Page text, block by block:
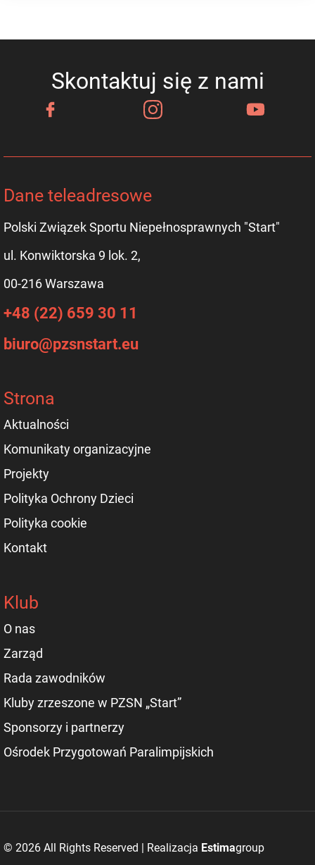
Skontaktuj się z nami
Dane teleadresowe
Polski Związek Sportu Niepełnosprawnych "Start"
ul. Konwiktorska 9 lok. 2,
00-216 Warszawa
+48 (22) 659 30 11
biuro@pzsnstart.eu
Strona
Aktualności
Komunikaty organizacyjne
Projekty
Polityka Ochrony Dzieci
Polityka cookie
Kontakt
Klub
O nas
Zarząd
Rada zawodników
Kluby zrzeszone w PZSN „Start”
Sponsorzy i partnerzy
Ośrodek Przygotowań Paralimpijskich
© 2026 All Rights Reserved | Realizacja Estimagroup